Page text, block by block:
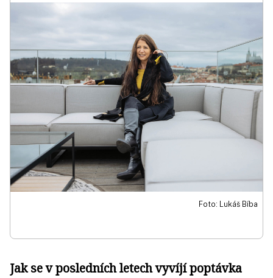
Foto: Lukáš Bíba
Jak se v posledních letech vyvíjí poptávka